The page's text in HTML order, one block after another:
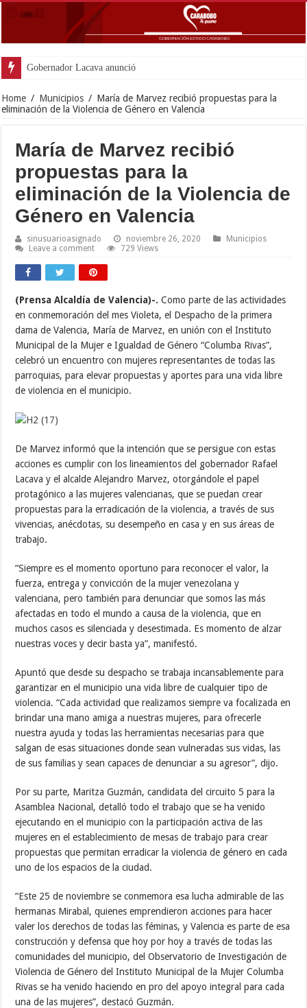
Gobernador Lacava anunció colocación de má
Home / Municipios / María de Marvez recibió propuestas para la
eliminación de la Violencia de Género en Valencia
María de Marvez recibió
propuestas para la
eliminación de la Violencia de
Género en Valencia
sinusuarioasignado noviembre 26, 2020
Municipios
Leave a comment
729 Views
(Prensa Alcaldía de Valencia)-. Como parte de las actividades
en conmemoración del mes Violeta, el Despacho de la primera
dama de Valencia, María de Marvez, en unión con el Instituto
Municipal de la Mujer e Igualdad de Género “Columba Rivas”,
celebró un encuentro con mujeres representantes de todas las
parroquias, para elevar propuestas y aportes para una vida libre
de violencia en el municipio.
De Marvez informó que la intención que se persigue con estas
acciones es cumplir con los lineamientos del gobernador Rafael
Lacava y el alcalde Alejandro Marvez, otorgándole el papel
protagónico a las mujeres valencianas, que se puedan crear
propuestas para la erradicación de la violencia, a través de sus
vivencias, anécdotas, su desempeño en casa y en sus áreas de
trabajo.
“Siempre es el momento oportuno para reconocer el valor, la
fuerza, entrega y convicción de la mujer venezolana y
valenciana, pero también para denunciar que somos las más
afectadas en todo el mundo a causa de la violencia, que en
muchos casos es silenciada y desestimada. Es momento de alzar
nuestras voces y decir basta ya”, manifestó.
Apuntó que desde su despacho se trabaja incansablemente para
garantizar en el municipio una vida libre de cualquier tipo de
violencia. “Cada actividad que realizamos siempre va focalizada en
brindar una mano amiga a nuestras mujeres, para ofrecerle
nuestra ayuda y todas las herramientas necesarias para que
salgan de esas situaciones donde sean vulneradas sus vidas, las
de sus familias y sean capaces de denunciar a su agresor”, dijo.
Por su parte, Maritza Guzmán, candidata del circuito 5 para la
Asamblea Nacional, detalló todo el trabajo que se ha venido
ejecutando en el municipio con la participación activa de las
mujeres en el establecimiento de mesas de trabajo para crear
propuestas que permitan erradicar la violencia de género en cada
uno de los espacios de la ciudad.
“Este 25 de noviembre se conmemora esa lucha admirable de las
hermanas Mirabal, quienes emprendieron acciones para hacer
valer los derechos de todas las féminas, y Valencia es parte de esa
construcción y defensa que hoy por hoy a través de todas las
comunidades del municipio, del Observatorio de Investigación de
Violencia de Género del Instituto Municipal de la Mujer Columba
Rivas se ha venido haciendo en pro del apoyo integral para cada
una de las mujeres”, destacó Guzmán.